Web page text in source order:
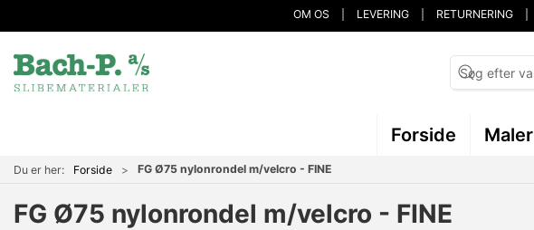
OM OS LEVERING RETURNERING
Forside Maler
Du er her: Forside FG Ø75 nylonrondel m/velcro - FINE
FG Ø75 nylonrondel m/velcro - FINE